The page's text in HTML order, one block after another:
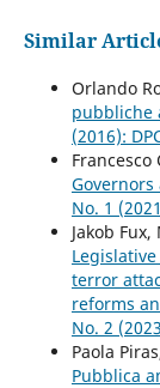
Similar
Orlando
pubbliche
(2016):
Francesco
No. 1
Jakob
terror
reforms
No. 2
Paola
Pubblica